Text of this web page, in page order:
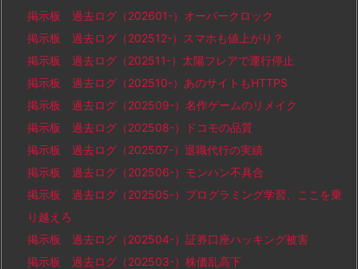
掲示板 過去ログ（202601-）オーバークロック
掲示板 過去ログ（202512-）スマホも値上がり？
掲示板 過去ログ（202511-）太陽フレアで運行停止
掲示板 過去ログ（202510-）あのサイトもHTTPS
掲示板 過去ログ（202509-）名作ゲームのリメイク
掲示板 過去ログ（202508-）ドコモの品質
掲示板 過去ログ（202507-）退職代行の実績
掲示板 過去ログ（202506-）モンハン不具合
掲示板 過去ログ（202505-）プログラミング学習、ここを乗
り越えろ
掲示板 過去ログ（202504-）証券口座ハッキング被害
掲示板 過去ログ（202503-）株価乱高下